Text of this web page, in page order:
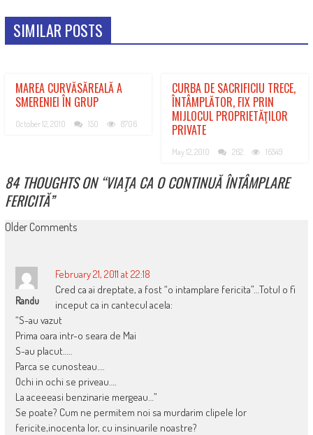
SIMILAR POSTS
MAREA CURVĂSĂREALĂ A
SMERENIEI ÎN GRUP
October 12, 2010 150 8706
CURBA DE SACRIFICIU TRECE,
ÎNTÂMPLĂTOR, FIX PRIN
MIJLOCUL PROPRIETĂŢILOR
PRIVATE
May 12, 2010 262 16549
84 THOUGHTS ON “VIAŢA CA O CONTINUĂ ÎNTÂMPLARE
FERICITĂ”
COMMENT
Older Comments
Randu
February 21, 2011 at 22:18
Cred ca ai dreptate, a fost “o intamplare fericita”…Totul o fi
inceput ca in cantecul acela:
“S-au vazut
Prima oara intr-o seara de Mai
S-au placut…..
Parca se cunosteau….
Ochi in ochi se priveau….
La aceeeasi benzinarie mergeau…”
Se poate? Cum ne permitem noi sa murdarim clipele lor
fericite,inocenta lor, cu insinuarile noastre?